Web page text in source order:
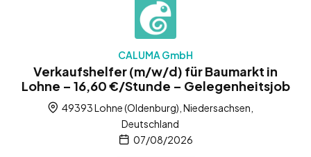
CALUMA GmbH
Verkaufshelfer (m/w/d) für Baumarkt in
Lohne – 16,60 €/Stunde – Gelegenheitsjob
49393 Lohne (Oldenburg), Niedersachsen,
Deutschland
07/08/2026